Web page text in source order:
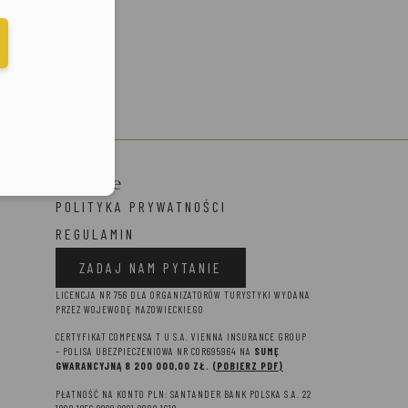
Prawne
POLITYKA PRYWATNOŚCI
REGULAMIN
ZADAJ NAM PYTANIE
LICENCJA NR 756 DLA ORGANIZATORÓW TURYSTYKI WYDANA
PRZEZ WOJEWODĘ MAZOWIECKIEGO
CERTYFIKAT COMPENSA T U S.A. VIENNA INSURANCE GROUP
– POLISA UBEZPIECZENIOWA NR COR695964 NA SUMĘ
GWARANCYJNĄ 8 200 000,00 ZŁ. (POBIERZ PDF)
PŁATNOŚĆ NA KONTO PLN: SANTANDER BANK POLSKA S.A. 22
w formacie E164